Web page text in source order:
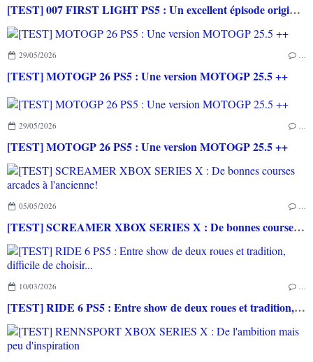
[TEST] 007 FIRST LIGHT PS5 : Un excellent épisode original de James Bond avec le savoir-faire de IO INTERACTIVE
29/05/2026
[TEST] MOTOGP 26 PS5 : Une version MOTOGP 25.5 ++
29/05/2026
[TEST] MOTOGP 26 PS5 : Une version MOTOGP 25.5 ++
05/05/2026
[TEST] SCREAMER XBOX SERIES X : De bonnes courses arcades à l'ancienne!
10/03/2026
[TEST] RIDE 6 PS5 : Entre show de deux roues et tradition, difficile de choisir...